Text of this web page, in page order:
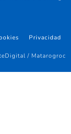
Privacidad
/ Matarogroc